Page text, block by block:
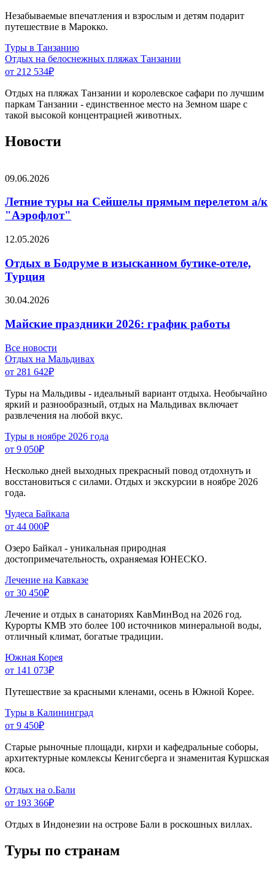
Незабываемые впечатления и взрослым и детям подарит
путешествие в Марокко.
Туры в Танзанию
Отдых на белоснежных пляжах Танзании
от 212 534₽
Отдых на пляжах Танзании и королевское сафари по лучшим
паркам Танзании - единственное место на Земном шаре с
такой высокой концентрацией животных.
Новости
09.06.2026
Летние туры на Сейшелы прямым перелетом а/к
"Аэрофлот"
12.05.2026
Отдых в Бодруме в изысканном бутике-отеле,
Турция
30.04.2026
Майские праздники 2026: график работы
Все новости
Отдых на Мальдивах
от 281 642₽
Туры на Мальдивы - идеальный вариант отдыха. Необычайно
яркий и разнообразный, отдых на Мальдивах включает
развлечения на любой вкус.
Туры в ноябре 2026 года
от 9 050₽
Несколько дней выходных прекрасный повод отдохнуть и
восстановиться с силами. Отдых и экскурсии в ноябре 2026
года.
Чудеса Байкала
от 44 000₽
Озеро Байкал - уникальная природная
достопримечательность, охраняемая ЮНЕСКО.
Лечение на Кавказе
от 30 450₽
Лечение и отдых в санаториях КавМинВод на 2026 год.
Курорты КМВ это более 100 источников минеральной воды,
отличный климат, богатые традиции.
Южная Корея
от 141 073₽
Путешествие за красными кленами, осень в Южной Корее.
Туры в Калининград
от 9 450₽
Старые рыночные площади, кирхи и кафедральные соборы,
архитектурные комлексы Кенигсберга и знаменитая Куршская
коса.
Отдых на о.Бали
от 193 366₽
Отдых в Индонезии на острове Бали в роскошных виллах.
Туры по странам